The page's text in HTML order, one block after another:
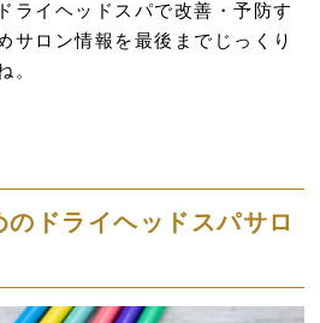
ライヘッドスパで改善・予防す
サロン情報を最後までじっくり
。
ドライヘッドスパサロ